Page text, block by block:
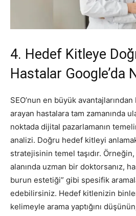
4. Hedef Kitleye
Hastalar Google’da
SEO’nun en büyük
arayan hastalara tam zamanında
noktada dijital pazarlamanın
analizi. Doğru hedef kitleyi
stratejisinin temel taşıdır.
alanında uzman bir doktorsanız,
burun estetiği” gibi spesifik
edebilirsiniz. Hedef kitlenizin
kelimeyle arama yaptığını